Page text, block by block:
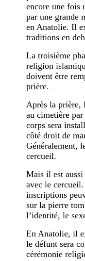
encore une fois
par une grande
en Anatolie. Il
traditions en
La troisième
religion
doivent être
prière.
Après la prière,
au cimetière
corps sera
côté droit de
Généralement,
cercueil.
Mais il est aussi
avec le
inscriptions
sur la pierre
l’identité, le
En Anatolie, il
le défunt sera
cérémonie